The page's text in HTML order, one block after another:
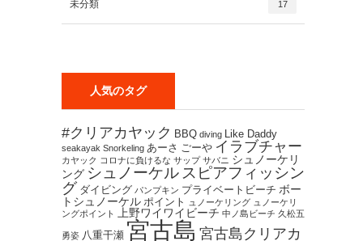
未分類 17
人気のタグ
#クリアカヤック BBQ diving Like Daddy
seakayak Snorkeling あーさ ごーや イラブチャー
カヤック コロナに負けるな サップ サバニ シュノーケリ
ング シュノーケル スピアフィッシン
グ ダイビング パンプキン プライベートビーチ ボー
トシュノーケル ポイント ュノーケリング ュノーケリ
ングポイント
上野ワイワイビーチ 中ノ島ビーチ 久松五
勇姿 八重干瀬 宮古島 宮古島クリアカ